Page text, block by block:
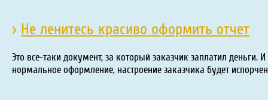
› Не ленитесь красиво оформить отчет
Это все-таки документ, за который заказчик заплатил
нормальное оформление, настроение заказчика будет